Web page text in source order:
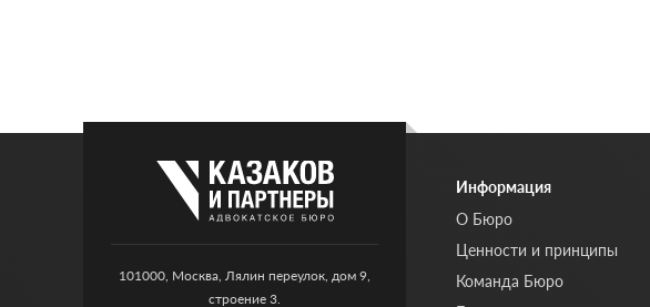
101000, Москва, Лялин переулок, дом 9,
строение 3.
Информация
О Бюро
Ценности и принципы
Команда Бюро